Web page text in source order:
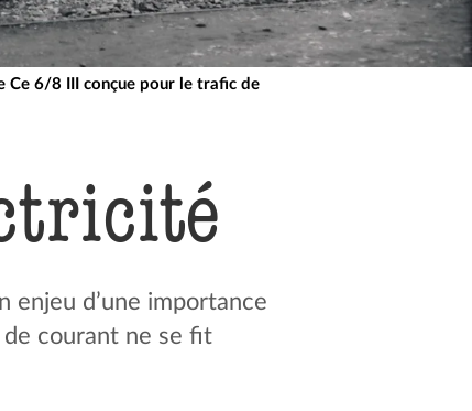
Ce 6/8 III conçue pour le trafic de
enjeu d’une importance
courant ne se fit